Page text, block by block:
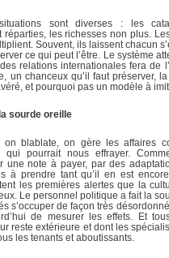
sont diverses : les
réparties, les richesses non plus.
Souvent, ils laissent chacun
ce qui peut l’être. Le système
relations internationales fera de
un chanceux qu’il faut préserver,
et pourquoi pas un modèle à
sourde oreille
on blablate, on gère les affaires
qui pourrait nous effrayer.
une note à payer, par des
à prendre tant qu’il en est
les premières alertes que la
Le personnel politique a fait la
s’occuper de façon très
de mesurer les effets. Et
reste extérieure et dont les
les tenants et aboutissants.